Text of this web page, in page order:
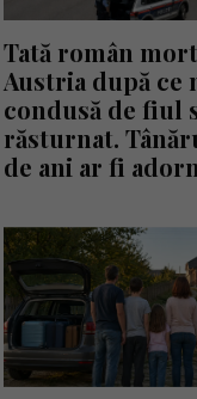
Tată român
Austria după ce
condusă de fiul
răsturnat.
de ani ar fi